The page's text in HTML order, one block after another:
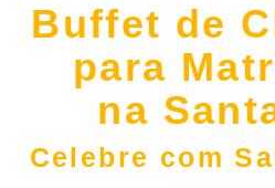
Buffet de
para
na
Celebre com